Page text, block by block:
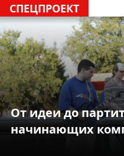
СПЕЦПРОЕКТ
От идеи до
начинающих